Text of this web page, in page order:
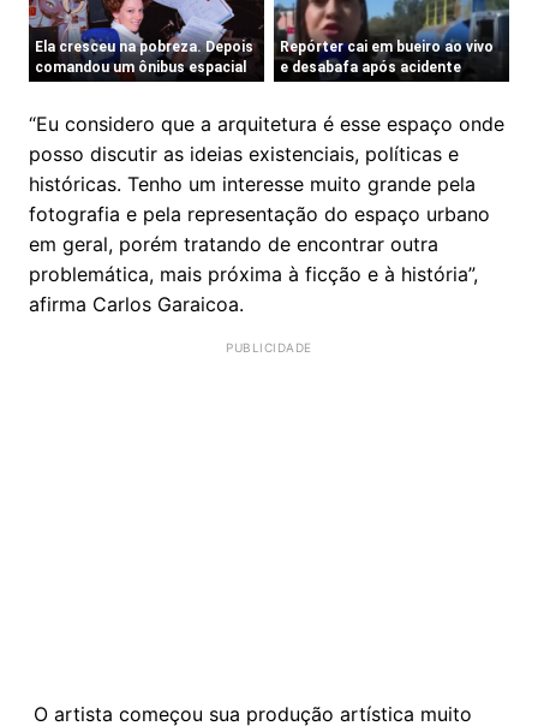
“Eu considero que a arquitetura é esse espaço onde
posso discutir as ideias existenciais, políticas e
históricas. Tenho um interesse muito grande pela
fotografia e pela representação do espaço urbano
em geral, porém tratando de encontrar outra
problemática, mais próxima à ficção e à história”,
afirma Carlos Garaicoa.
O artista começou sua produção artística muito